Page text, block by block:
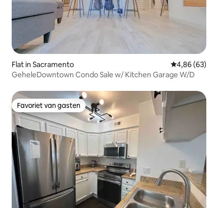
Flat in Sacramento Gemiddelde
4,86 (63)
GeheleDowntown Condo Sale w/ Kitchen Garage W/D
Favoriet van gasten
Favoriet van gasten